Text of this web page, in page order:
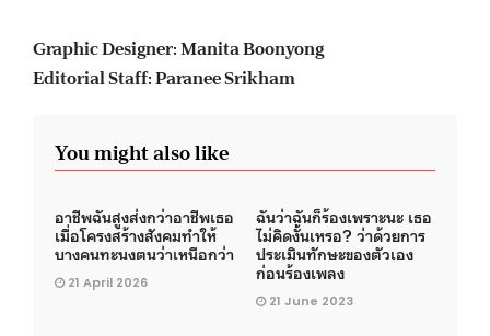
Graphic Designer: Manita Boonyong
Editorial Staff: Paranee Srikham
You might also like
อาชีพฉันสูงส่งกว่าอาชีพเธอ
เมื่อโครงสร้างสังคมทำให้
บางคนทะนงตนว่าเหนือกว่า
21 April 2026
ฉันว่าฉันก็ร้องเพราะนะ เธอ
ไม่คิดงั้นเหรอ? ว่าด้วยการ
ประเมินทักษะของตัวเอง
ก่อนร้องเพลง
21 June 2023